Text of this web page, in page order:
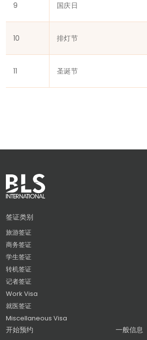
9 国庆日
10 排灯节
11 圣诞节
签证类别
旅游签证
商务签证
学生签证
转机签证
记者签证
Work Visa
就医签证
Miscellaneous Visa
开始预约 一般信息